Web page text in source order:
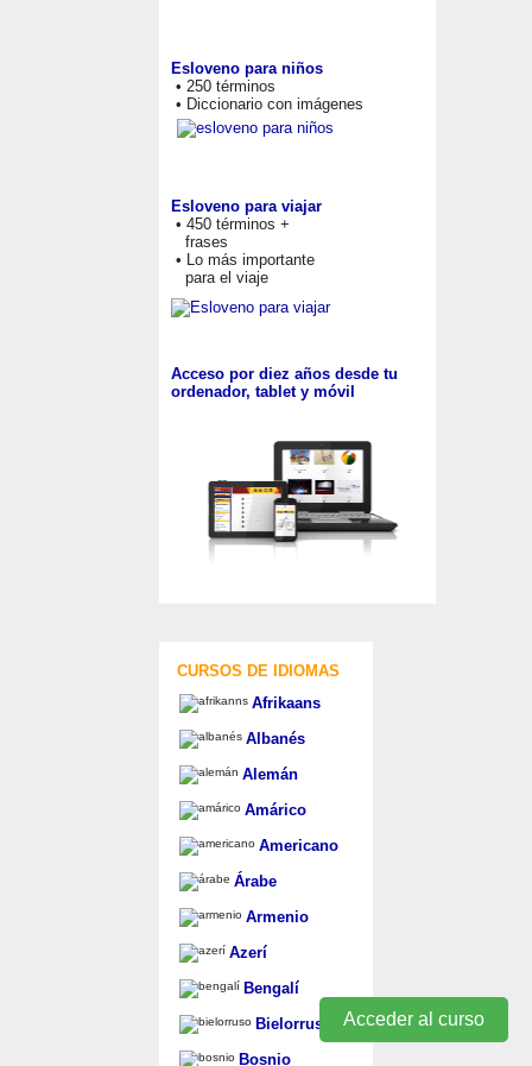
Acceder al curso
Esloveno para niños
• 250 términos
• Diccionario con imágenes
Esloveno para viajar
• 450 términos +
frases
• Lo más importante
para el viaje
Acceso por diez años desde tu
ordenador, tablet y móvil
CURSOS DE IDIOMAS
Afrikaans
Albanés
Alemán
Amárico
Americano
Árabe
Armenio
Azerí
Bengalí
Bielorruso
Bosnio